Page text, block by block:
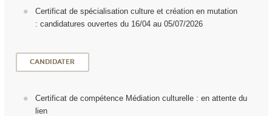
Certificat de spécialisation culture et création en mutation
: candidatures ouvertes du 16/04 au 05/07/2026
CANDIDATER
Certificat de compétence Médiation culturelle : en attente du
lien